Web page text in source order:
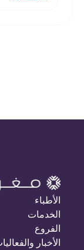
الأطباء
الخدمات
الفروع
الأخبار